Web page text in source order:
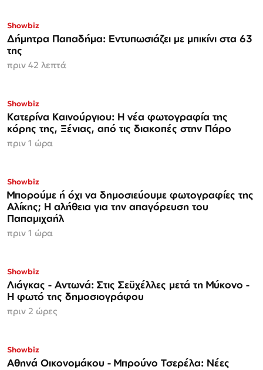
Showbiz
Δήμητρα Παπαδήμα: Εντυπωσιάζει με μπικίνι στα 63
της
πριν 42 λεπτά
Showbiz
Κατερίνα Καινούργιου: Η νέα φωτογραφία της
κόρης της, Ξένιας, από τις διακοπές στην Πάρο
πριν 1 ώρα
Showbiz
Μπορούμε ή όχι να δημοσιεύουμε φωτογραφίες της
Αλίκης; Η αλήθεια για την απαγόρευση του
Παπαμιχαήλ
πριν 1 ώρα
Showbiz
Λιάγκας - Αντωνά: Στις Σεϋχέλλες μετά τη Μύκονο -
Η φωτό της δημοσιογράφου
πριν 2 ώρες
Showbiz
Αθηνά Οικονομάκου - Μπρούνο Τσερέλα: Νέες